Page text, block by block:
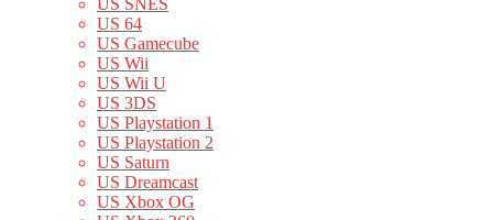
US SNES
US 64
US Gamecube
US Wii
US Wii U
US 3DS
US Playstation 1
US Playstation 2
US Saturn
US Dreamcast
US Xbox OG